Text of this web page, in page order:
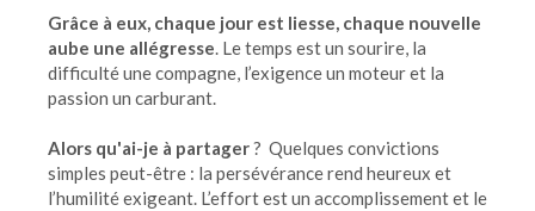
Grâce à eux, chaque jour est liesse, chaque nouvelle
aube une allégresse. Le temps est un sourire, la
difficulté une compagne, l’exigence un moteur et la
passion un carburant.
Alors qu'ai-je à partager? Quelques convictions
simples peut-être : la persévérance rend heureux et
l’humilité exigeant. L’effort est un accomplissement et le